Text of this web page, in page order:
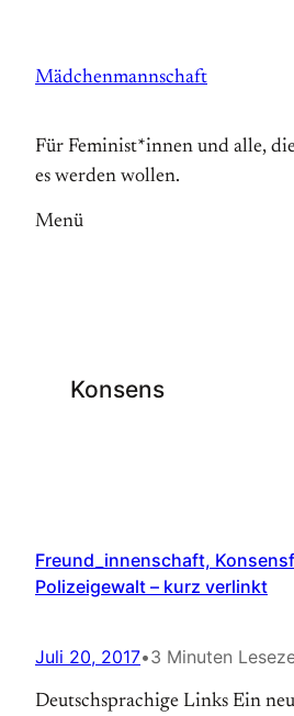
springen
Mädchenmannschaft
Für Feminist*innen und alle,
es werden wollen.
Menü
Konsens
Freund_innenschaft,
Polizeigewalt – kurz verlinkt
Juli 20, 2017•3 Minuten
Deutschsprachige Links Ein